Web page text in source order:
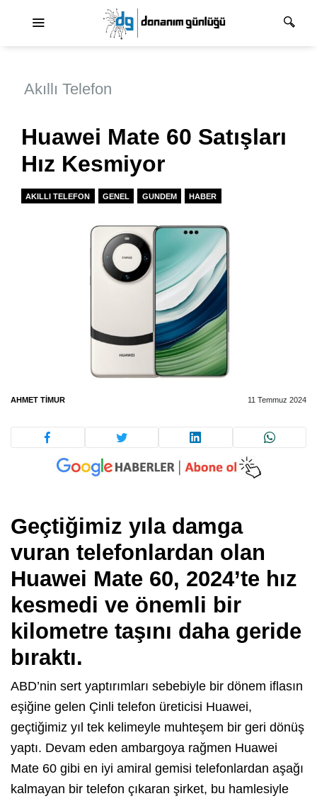
Akıllı Telefon
Huawei Mate 60 Satışları
Hız Kesmiyor
AKILLI TELEFON GENEL GUNDEM HABER
AHMET TIMUR 11 Temmuz 2024
Geçtiğimiz yıla damga
vuran telefonlardan olan
Huawei Mate 60, 2024’te hız
kesmedi ve önemli bir
kilometre taşını daha geride
bıraktı.
ABD’nin sert yaptırımları sebebiyle bir dönem iflasın
eşiğine gelen Çinli telefon üreticisi Huawei,
geçtiğimiz yıl tek kelimeyle muhteşem bir geri dönüş
yaptı. Devam eden ambargoya rağmen Huawei
Mate 60 gibi en iyi amiral gemisi telefonlardan aşağı
kalmayan bir telefon çıkaran şirket, bu hamlesiyle